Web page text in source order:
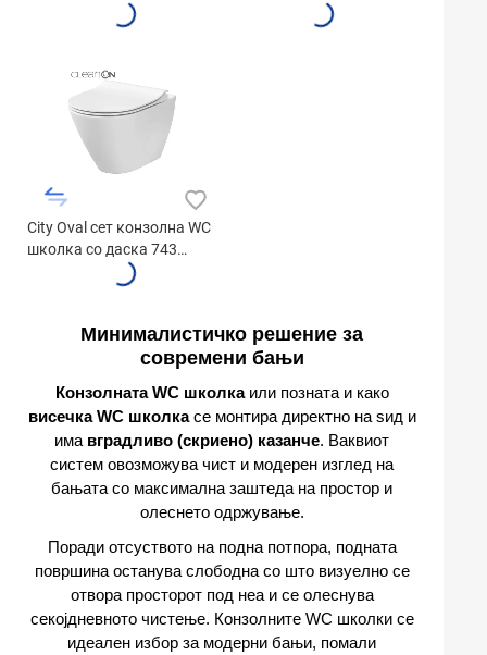
City Oval сет конзолна WC
школка со даска 743
Минималистичко решение за
современи бањи
Конзолната WC школкаили позната и како
висечка WC школкасе монтира директно на ѕид и
има вградливо (скриено) казанче. Ваквиот
систем овозможува чист и модерен изглед на
бањата со максимална заштеда на простор и
олеснето одржување.
Поради отсуството на подна потпора, подната
површина останува слободна со што визуелно се
отвора просторот под неа и се олеснува
секојдневното чистење. Конзолните WC школки се
идеален избор за модерни бањи, помали